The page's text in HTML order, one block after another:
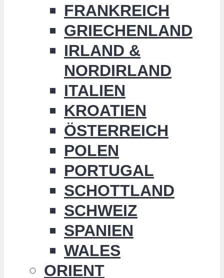
FRANKREICH
GRIECHENLAND
IRLAND &
NORDIRLAND
ITALIEN
KROATIEN
ÖSTERREICH
POLEN
PORTUGAL
SCHOTTLAND
SCHWEIZ
SPANIEN
WALES
ORIENT